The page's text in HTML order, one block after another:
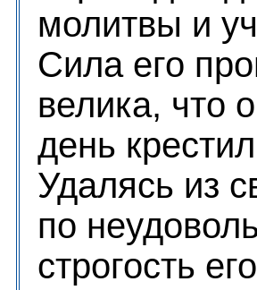
молитвы и
Сила его
велика, что
день
Удалясь из
по
строгость